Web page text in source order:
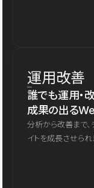
運用改善
誰でも運用・
成果の出る
分析から改善まで
イトを成長させられ